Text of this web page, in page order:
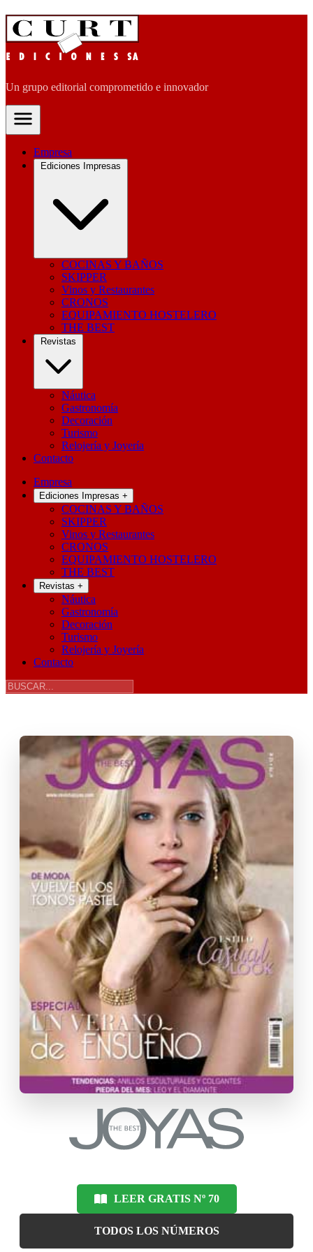
Un grupo editorial comprometido e innovador
Empresa
Ediciones Impresas
COCINAS Y BAÑOS
SKIPPER
Vinos y Restaurantes
CRONOS
EQUIPAMIENTO HOSTELERO
THE BEST
Revistas
Náutica
Gastronomía
Decoración
Turismo
Relojería y Joyería
Contacto
Empresa
Ediciones Impresas +
COCINAS Y BAÑOS
SKIPPER
Vinos y Restaurantes
CRONOS
EQUIPAMIENTO HOSTELERO
THE BEST
Revistas +
Náutica
Gastronomía
Decoración
Turismo
Relojería y Joyería
Contacto
LEER GRATIS Nº 70
TODOS LOS NÚMEROS